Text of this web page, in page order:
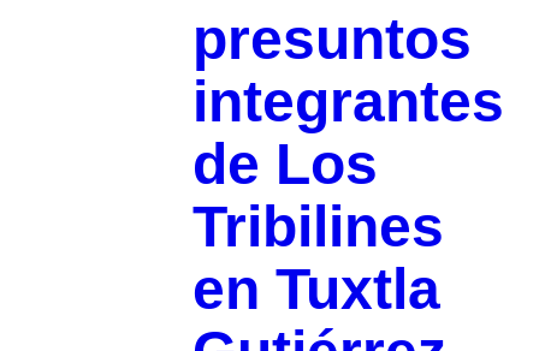
presuntos
integrantes
de Los
Tribilines
en Tuxtla